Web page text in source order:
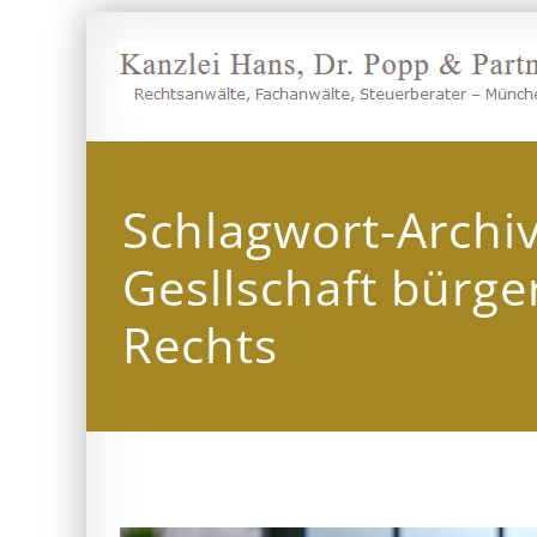
Inhalt
springen
Schlagwort-
Gesllschaft
Rechts